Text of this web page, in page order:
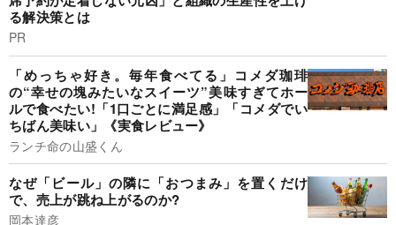
る解決策とは
PR
「めっちゃ好き。毎年食べてる」コメダ珈琲
の“幸せの塊みたいなスイーツ”美味すぎてホー
ルで食べたい!「1口ごとに満足感」「コメダでい
ちばん美味い」《実食レビュー》
ランチ命の山盛くん
なぜ「ビール」の隣に「おつまみ」を置くだけ
で、売上が跳ね上がるのか?
岡本達彦